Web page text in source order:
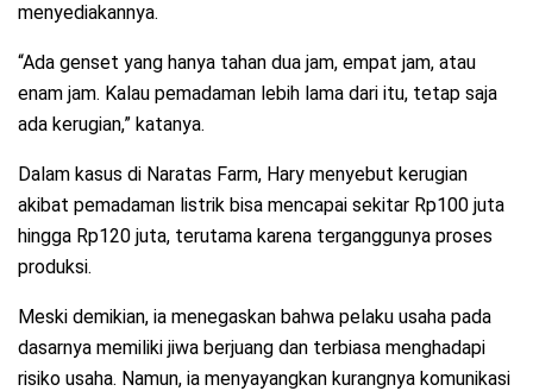
menyediakannya.
“Ada genset yang hanya tahan dua jam, empat jam, atau
enam jam. Kalau pemadaman lebih lama dari itu, tetap saja
ada kerugian,” katanya.
Dalam kasus di Naratas Farm, Hary menyebut kerugian
akibat pemadaman listrik bisa mencapai sekitar Rp100 juta
hingga Rp120 juta, terutama karena terganggunya proses
produksi.
Meski demikian, ia menegaskan bahwa pelaku usaha pada
dasarnya memiliki jiwa berjuang dan terbiasa menghadapi
risiko usaha. Namun, ia menyayangkan kurangnya komunikasi